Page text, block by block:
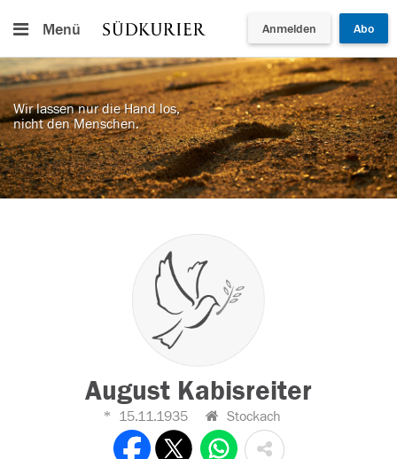
Menü Anmelden Abo
Wir lassen nur die Hand los,
nicht den Menschen.
August Kabisreiter
15.11.1935 Stockach